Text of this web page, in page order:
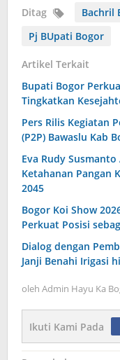
Ditag Bachril
Pj BUpati Bogor
Artikel Terkait
Bupati Bogor
Tingkatkan
Pers Rilis Kegiatan
(P2P) Bawaslu Kab
Eva Rudy Susmanto
Ketahanan Pangan
2045
Bogor Koi Show
Perkuat Posisi
Dialog dengan
Janji Benahi Irigasi
oleh Admin Hayu Ka
Ikuti Kami Pada